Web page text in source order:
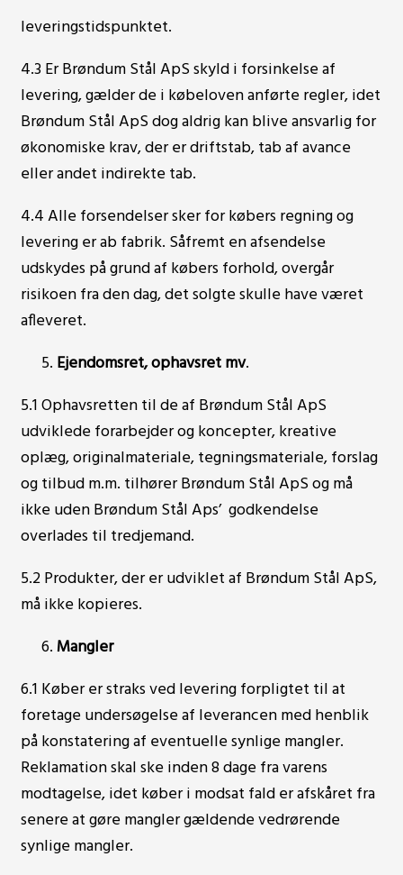
leveringstidspunktet.
4.3 Er Brøndum Stål ApS skyld i forsinkelse af
levering, gælder de i købeloven anførte regler, idet
Brøndum Stål ApS dog aldrig kan blive ansvarlig for
økonomiske krav, der er driftstab, tab af avance
eller andet indirekte tab.
4.4 Alle forsendelser sker for købers regning og
levering er ab fabrik. Såfremt en afsendelse
udskydes på grund af købers forhold, overgår
risikoen fra den dag, det solgte skulle have været
afleveret.
Ejendomsret, ophavsret mv.
5.1 Ophavsretten til de af Brøndum Stål ApS
udviklede forarbejder og koncepter, kreative
oplæg, originalmateriale, tegningsmateriale, forslag
og tilbud m.m. tilhører Brøndum Stål ApS og må
ikke uden Brøndum Stål Aps’ godkendelse
overlades til tredjemand.
5.2 Produkter, der er udviklet af Brøndum Stål ApS,
må ikke kopieres.
Mangler
6.1 Køber er straks ved levering forpligtet til at
foretage undersøgelse af leverancen med henblik
på konstatering af eventuelle synlige mangler.
Reklamation skal ske inden 8 dage fra varens
modtagelse, idet køber i modsat fald er afskåret fra
senere at gøre mangler gældende vedrørende
synlige mangler.